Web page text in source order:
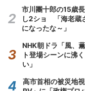
市川團十郎の15歳
し2ショ 「海老蔵
になったな～」
NHK朝ドラ「風、
ト登場シーンに沸
い」
高市首相の被災地